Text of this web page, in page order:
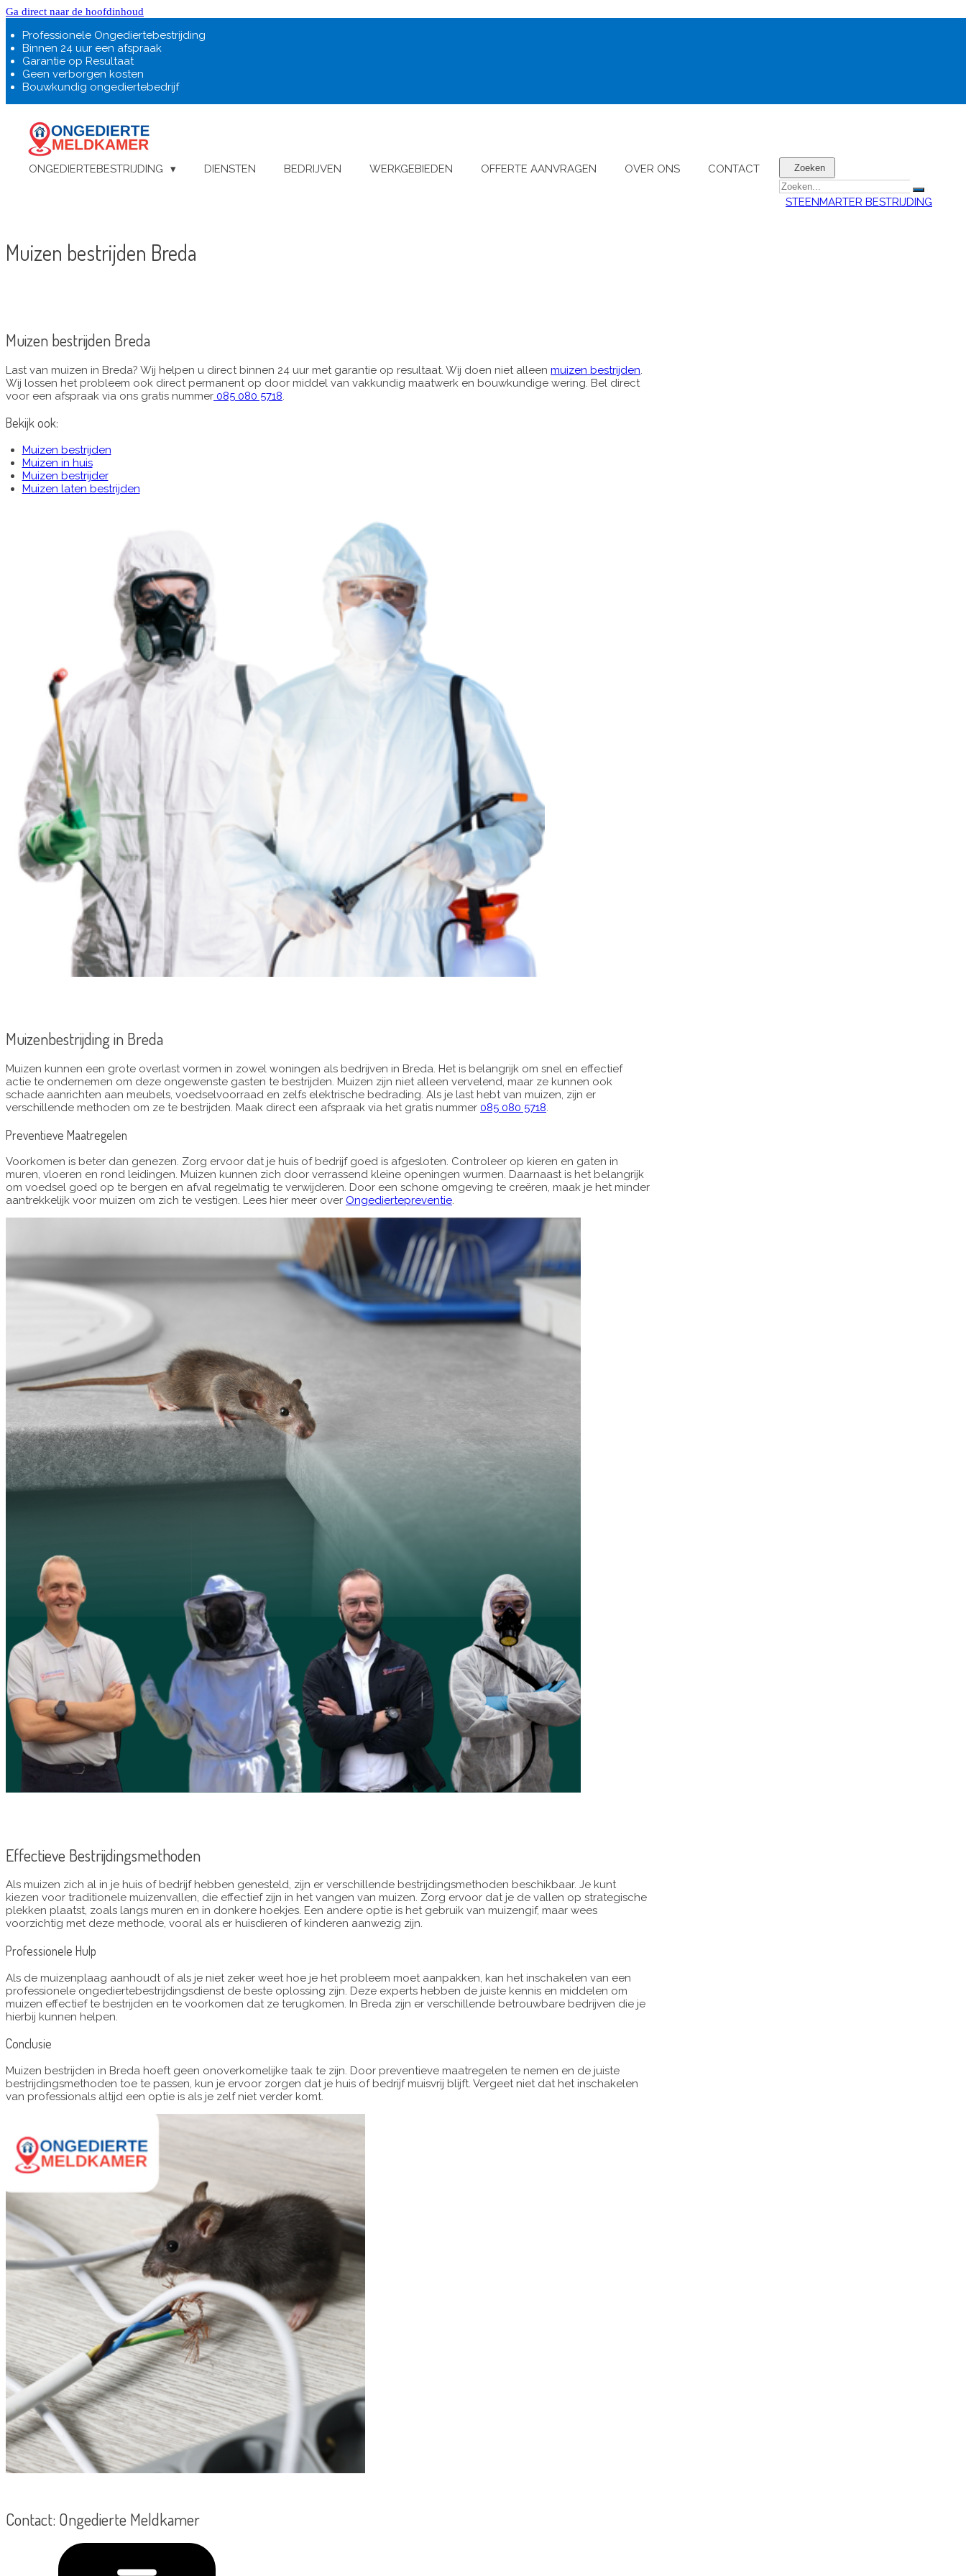
Ga direct naar de hoofdinhoud
Professionele Ongediertebestrijding
Binnen 24 uur een afspraak
Garantie op Resultaat
Geen verborgen kosten
Bouwkundig ongediertebedrijf
ONGEDIERTEBESTRIJDING DIENSTEN BEDRIJVEN WERKGEBIEDEN OFFERTE AANVRAGEN OVER ONS CONTACT Zoeken
STEENMARTER BESTRIJDING
Muizen bestrijden Breda
Muizen bestrijden Breda
Last van muizen in Breda? Wij helpen u direct binnen 24 uur met garantie op resultaat. Wij doen niet alleen muizen bestrijden
Wij lossen het probleem ook direct permanent op door middel van vakkundig maatwerk en bouwkundige wering. Bel direct
voor een afspraak via ons gratis nummer 085 080 5718
Bekijk ook:
Muizen bestrijden
Muizen in huis
Muizen bestrijder
Muizen laten bestrijden
Muizenbestrijding in Breda
Muizen kunnen een grote overlast vormen in zowel woningen als bedrijven in Breda. Het is belangrijk om snel en effectief
actie te ondernemen om deze ongewenste gasten te bestrijden. Muizen zijn niet alleen vervelend, maar ze kunnen ook
schade aanrichten aan meubels, voedselvoorraad en zelfs elektrische bedrading. Als je last hebt van muizen, zijn er
verschillende methoden om ze te bestrijden. Maak direct een afspraak via het gratis nummer 085 080 5718.
Preventieve Maatregelen
Voorkomen is beter dan genezen. Zorg ervoor dat je huis of bedrijf goed is afgesloten. Controleer op kieren en gaten in
muren, vloeren en rond leidingen. Muizen kunnen zich door verrassend kleine openingen wurmen. Daarnaast is het belangrijk
om voedsel goed op te bergen en afval regelmatig te verwijderen. Door een schone omgeving te creëren, maak je het minder
aantrekkelijk voor muizen om zich te vestigen. Lees hier meer over Ongediertepreventie.
Effectieve Bestrijdingsmethoden
Als muizen zich al in je huis of bedrijf hebben genesteld, zijn er verschillende bestrijdingsmethoden beschikbaar. Je kunt
kiezen voor traditionele muizenvallen, die effectief zijn in het vangen van muizen. Zorg ervoor dat je de vallen op strategische
plekken plaatst, zoals langs muren en in donkere hoekjes. Een andere optie is het gebruik van muizengif, maar wees
voorzichtig met deze methode, vooral als er huisdieren of kinderen aanwezig zijn.
Professionele Hulp
Als de muizenplaag aanhoudt of als je niet zeker weet hoe je het probleem moet aanpakken, kan het inschakelen van een
professionele ongediertebestrijdingsdienst de beste oplossing zijn. Deze experts hebben de juiste kennis en middelen om
muizen effectief te bestrijden en te voorkomen dat ze terugkomen. In Breda zijn er verschillende betrouwbare bedrijven die je
hierbij kunnen helpen.
Conclusie
Muizen bestrijden in Breda hoeft geen onoverkomelijke taak te zijn. Door preventieve maatregelen te nemen en de juiste
bestrijdingsmethoden toe te passen, kun je ervoor zorgen dat je huis of bedrijf muisvrij blijft. Vergeet niet dat het inschakelen
van professionals altijd een optie is als je zelf niet verder komt.
Contact: Ongedierte Meldkamer